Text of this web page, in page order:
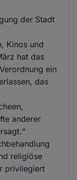
der Stadt
Kinos und
hat das
ein
das
anderer
religiöse
privilegiert